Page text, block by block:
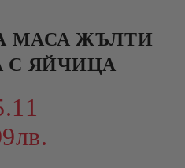
МАСА ЖЪЛТИ
С ЯЙЧИЦА